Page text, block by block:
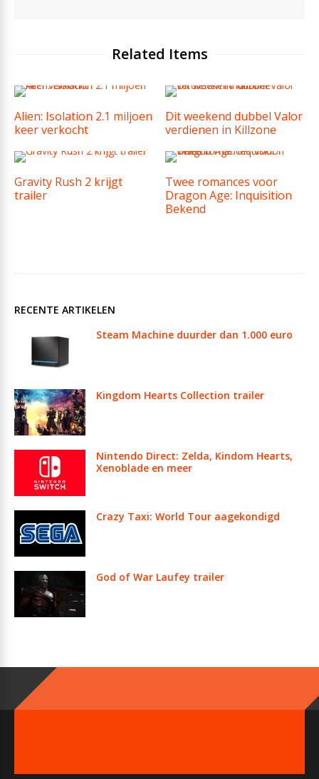
Related Items
Alien: Isolation 2.1 miljoen
keer verkocht
Dit weekend dubbel Valor
verdienen in Killzone
Gravity Rush 2 krijgt
trailer
Twee romances voor
Dragon Age: Inquisition
Bekend
RECENTE ARTIKELEN
Steam Machine duurder dan 1.000 euro
Kingdom Hearts Collection trailer
Nintendo Direct: Zelda, Kindom Hearts,
Xenoblade en meer
Crazy Taxi: World Tour aagekondigd
God of War Laufey trailer